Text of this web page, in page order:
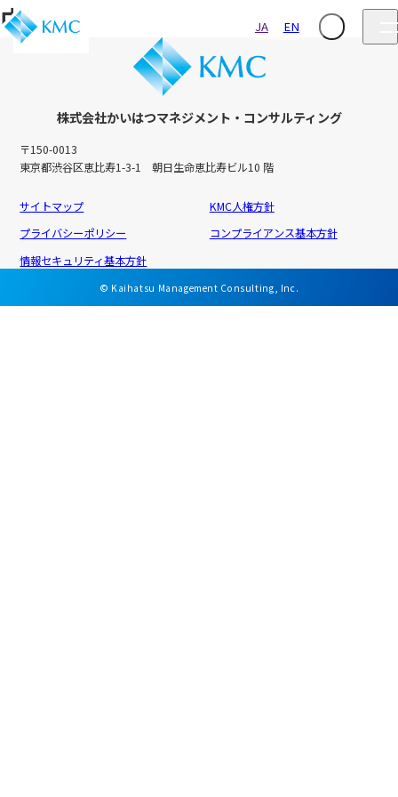
JA EN
中東<
株式会社かいはつマネジメント・コンサルティング
〒150-0013
東京都渋谷区恵比寿1-3-1 朝日生命恵比寿ビル10 階
サイトマップ
KMC人権方針
プライバシーポリシー
コンプライアンス基本方針
情報セキュリティ基本方針
© Kaihatsu Management Consulting, Inc.